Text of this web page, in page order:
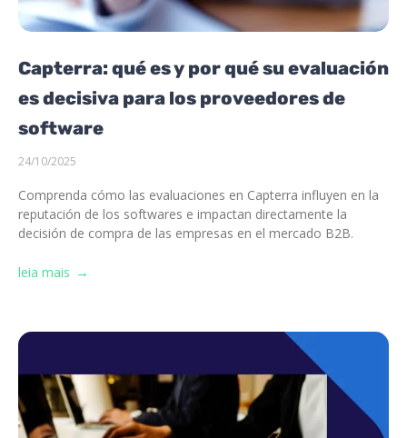
Capterra: qué es y por qué su evaluación
es decisiva para los proveedores de
software
24/10/2025
Comprenda cómo las evaluaciones en Capterra influyen en la
reputación de los softwares e impactan directamente la
decisión de compra de las empresas en el mercado B2B.
leia mais